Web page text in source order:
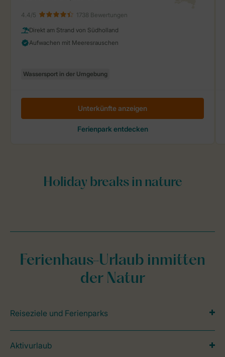
Ferienhaus-Urlaub inmitten
der Natur
Reiseziele und Ferienparks
Aktivurlaub